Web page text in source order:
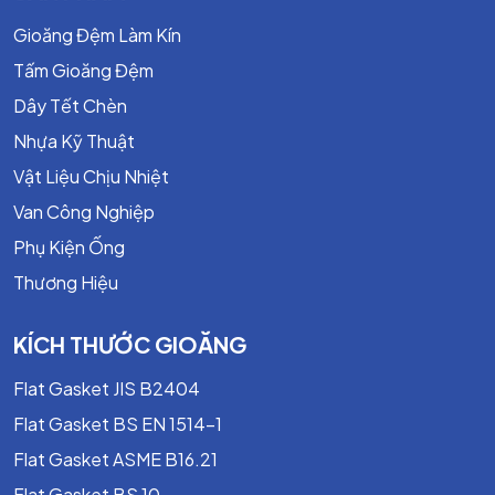
khách hàng tức gia công theo bản vẽ hoặc tư vấn
kỹ thuật cụ thể.
Gioăng Đệm Làm Kín
Tấm Gioăng Đệm
Dây Tết Chèn
Nhựa Kỹ Thuật
Vật Liệu Chịu Nhiệt
Van Công Nghiệp
Phụ Kiện Ống
Thương Hiệu
KÍCH THƯỚC GIOĂNG
Flat Gasket JIS B2404
Flat Gasket BS EN 1514-1
Flat Gasket ASME B16.21